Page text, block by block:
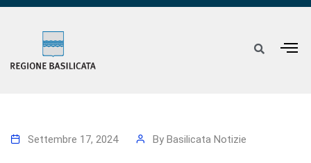
Settembre 17, 2024 By Basilicata Notizie